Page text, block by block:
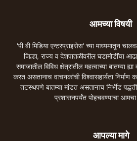
आमच्या विषयी
'पी बी मिडिया एन्टरप्राइसेस' च्या माध्यमातून
जिल्हा, राज्य व देशपातळीवरील घडामोडींचा
समाजातील विविध क्षेत्रातील महत्वाच्या बातम्या
करत असतानाच वाचनकांची विश्वासहार्यता
तटस्थपणे बातम्या मांडत असतानाच निर्भीड
प्रशासनपर्यंत पोहचवण्याचा
आपल्या मागे